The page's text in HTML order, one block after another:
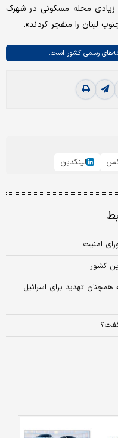
زیادی محله مسکونی در شهرک
لبنان را منفجر کردند».
رسمی کشور است.
لینکدین
امنیت
کشور
تهدید برای اسرائیل